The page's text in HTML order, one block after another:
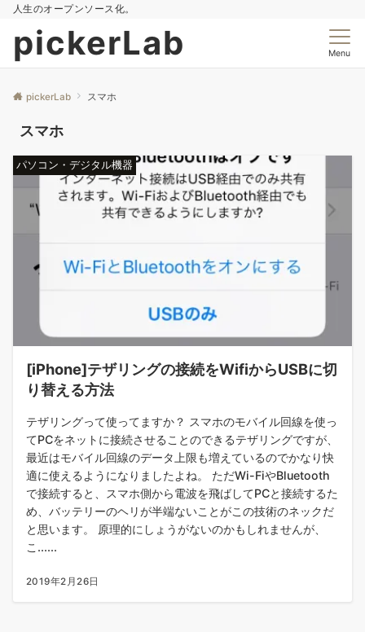
人生のオープンソース化。
pickerLab Menu
pickerLab スマホ
スマホ
パソコン・デジタル機器
[iPhone]テザリングの接続をWifiからUSBに切
り替える方法
テザリングって使ってますか？ スマホのモバイル回線を使っ
てPCをネットに接続させることのできるテザリングですが、
最近はモバイル回線のデータ上限も増えているのでかなり快
適に使えるようになりましたよね。 ただWi-FiやBluetooth
で接続すると、スマホ側から電波を飛ばしてPCと接続するた
め、バッテリーのヘリが半端ないことがこの技術のネックだ
と思います。 原理的にしょうがないのかもしれませんが、
こ......
2019年2月26日